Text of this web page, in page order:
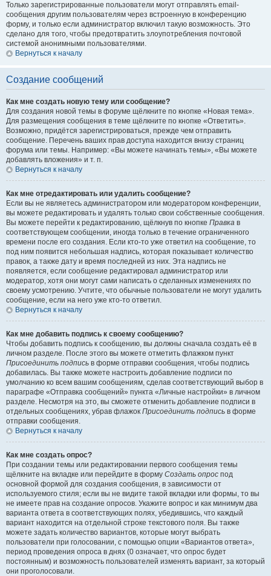
Только зарегистрированные пользователи могут отправлять email-
сообщения другим пользователям через встроенную в конференцию
форму, и только если администратор включил такую возможность. Это
сделано для того, чтобы предотвратить злоупотребления почтовой
системой анонимными пользователями.
Вернуться к началу
Создание сообщений
Как мне создать новую тему или сообщение?
Для создания новой темы в форуме щёлкните по кнопке «Новая тема».
Для размещения сообщения в теме щёлкните по кнопке «Ответить».
Возможно, придётся зарегистрироваться, прежде чем отправить
сообщение. Перечень ваших прав доступа находится внизу страниц
форума или темы. Например: «Вы можете начинать темы», «Вы можете
добавлять вложения» и т. п.
Вернуться к началу
Как мне отредактировать или удалить сообщение?
Если вы не являетесь администратором или модератором конференции,
вы можете редактировать и удалять только свои собственные сообщения.
Вы можете перейти к редактированию, щёлкнув по кнопке Правка в
соответствующем сообщении, иногда только в течение ограниченного
времени после его создания. Если кто-то уже ответил на сообщение, то
под ним появится небольшая надпись, которая показывает количество
правок, а также дату и время последней из них. Эта надпись не
появляется, если сообщение редактировал администратор или
модератор, хотя они могут сами написать о сделанных изменениях по
своему усмотрению. Учтите, что обычные пользователи не могут удалить
сообщение, если на него уже кто-то ответил.
Вернуться к началу
Как мне добавить подпись к своему сообщению?
Чтобы добавить подпись к сообщению, вы должны сначала создать её в
личном разделе. После этого вы можете отметить флажком пункт
Присоединить подпись в форме отправки сообщения, чтобы подпись
добавилась. Вы также можете настроить добавление подписи по
умолчанию ко всем вашим сообщениям, сделав соответствующий выбор в
параграфе «Отправка сообщений» пункта «Личные настройки» в личном
разделе. Несмотря на это, вы сможете отменить добавление подписи в
отдельных сообщениях, убрав флажок Присоединить подпись в форме
отправки сообщения.
Вернуться к началу
Как мне создать опрос?
При создании темы или редактировании первого сообщения темы
щёлкните на вкладке или перейдите в форму Создать опрос под
основной формой для создания сообщения, в зависимости от
используемого стиля; если вы не видите такой вкладки или формы, то вы
не имеете прав на создание опросов. Укажите вопрос и как минимум два
варианта ответа в соответствующих полях, убедившись, что каждый
вариант находится на отдельной строке текстового поля. Вы также
можете задать количество вариантов, которые могут выбрать
пользователи при голосовании, с помощью опции «Вариантов ответа»,
период проведения опроса в днях (0 означает, что опрос будет
постоянным) и возможность пользователей изменять вариант, за который
они проголосовали.